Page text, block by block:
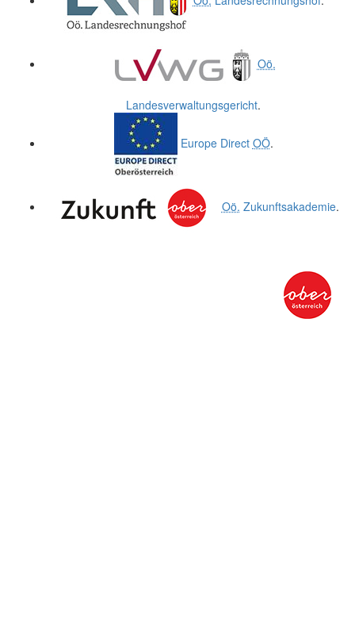
Oö.
Landesverwaltungsgericht.
Europe Direct OÖ.
Oö. Zukunftsakademie.